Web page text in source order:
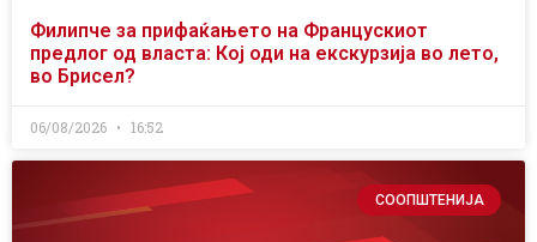
Филипче за прифаќањето на Францускиот
предлог од власта: Кој оди на екскурзија во лето,
во Брисел?
06/08/2026 16:52
СООПШТЕНИЈА